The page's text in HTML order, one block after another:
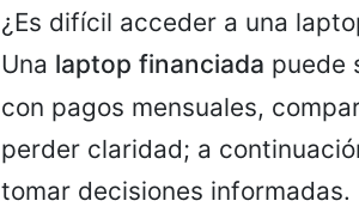
¿Es difícil acceder a una
Una laptop financiada puede
con pagos mensuales,
perder claridad; a
tomar decisiones informadas.